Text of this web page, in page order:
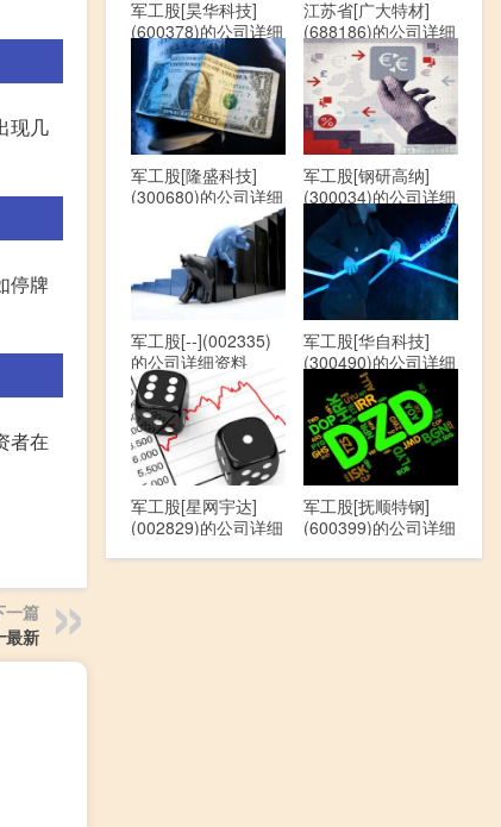
现几
停牌
者在
一篇
最新
军工股[昊华科技]
(600378)的公司详细
资料
江苏省[广大特材]
(688186)的公司详细
资料
军工股[隆盛科技]
(300680)的公司详细
军工股[钢研高纳]
(300034)的公司详细
资料
军工股[--](002335)
的公司详细资料
军工股[华自科技]
(300490)的公司详细
军工股[星网宇达]
(002829)的公司详细
军工股[抚顺特钢]
(600399)的公司详细